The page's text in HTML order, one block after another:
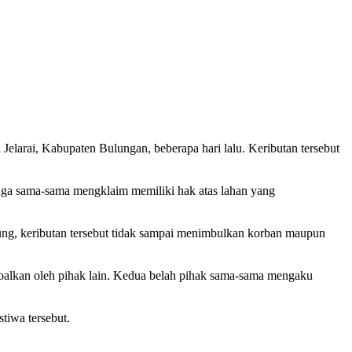
Kabupaten Bulungan, beberapa hari lalu. Keributan tersebut
sama-sama mengklaim memiliki hak atas lahan yang
keributan tersebut tidak sampai menimbulkan korban maupun
oleh pihak lain. Kedua belah pihak sama-sama mengaku
tersebut.